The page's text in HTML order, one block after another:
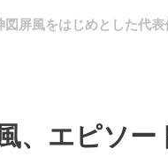
屏風をはじめとした代
、エピソー